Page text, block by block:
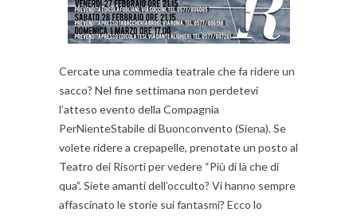
Cercate una commedia teatrale che fa ridere un
sacco? Nel fine settimana non perdetevi
l’atteso evento della Compagnia
PerNienteStabile di Buonconvento (Siena). Se
volete ridere a crepapelle, prenotate un posto al
Teatro dei Risorti per vedere “Più di là che di
qua”. Siete amanti dell’occulto? Vi hanno sempre
affascinato le storie sui fantasmi? Ecco lo